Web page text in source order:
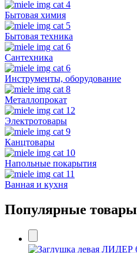
Бытовая химия
Бытовая техника
Сантехника
Инструменты, оборудование
Металлопрокат
Электротовары
Канцтовары
Напольные покарытия
Ванная и кухня
Популярные товары